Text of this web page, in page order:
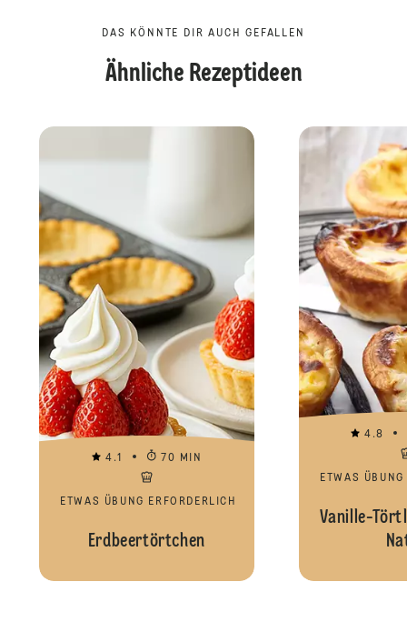
DAS KÖNNTE DIR AUCH GEFALLEN
Ähnliche Rezeptideen
4.1 70 MIN
ETWAS ÜBUNG ERFORDERLICH
Erdbeertörtchen
4.8
ETWAS
Vanille-